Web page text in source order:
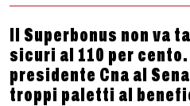
Il Superbonus non va
sicuri al 110 per
presidente Cna al
troppi paletti al